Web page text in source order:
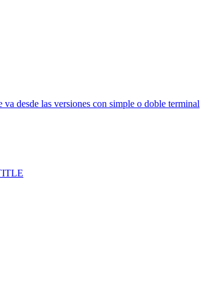
desde las versiones con simple o doble terminal